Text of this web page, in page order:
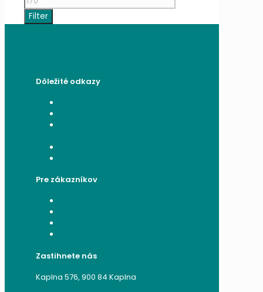
Filter
Dôležité odkazy
Pre zákazníkov
Zastihnete nás
Kaplna 576, 900 84 Kaplna